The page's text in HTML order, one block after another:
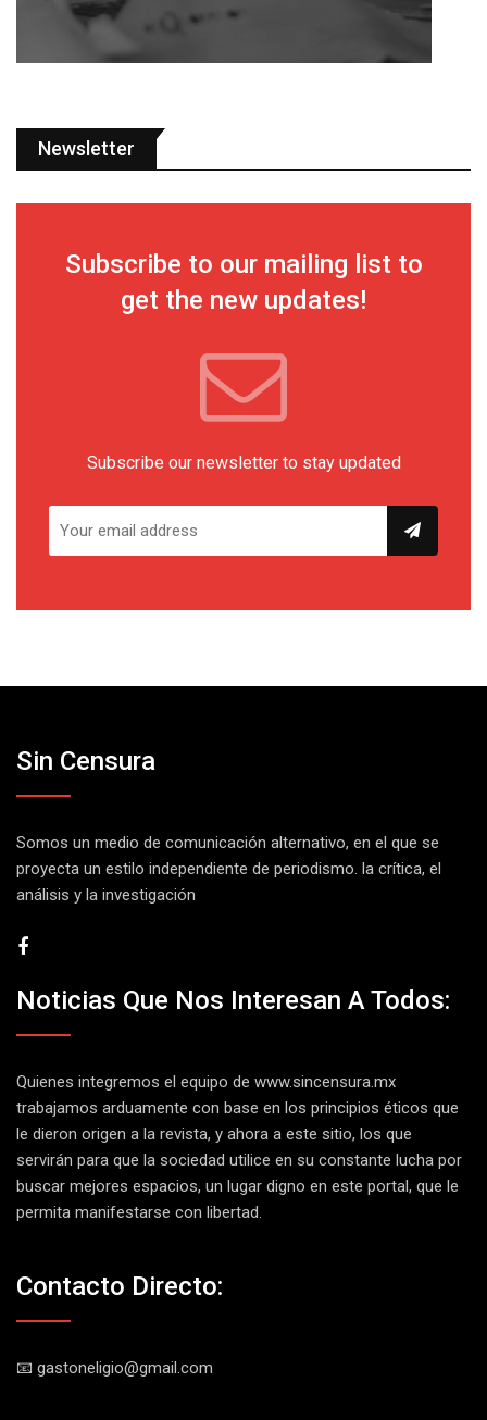
Newsletter
Subscribe to our mailing list to
get the new updates!
Subscribe our newsletter to stay updated
Sin Censura
Somos un medio de comunicación alternativo, en el que se
proyecta un estilo independiente de periodismo. la crítica, el
análisis y la investigación
Noticias Que Nos Interesan A Todos:
Quienes integremos el equipo de www.sincensura.mx
trabajamos arduamente con base en los principios éticos que
le dieron origen a la revista, y ahora a este sitio, los que
servirán para que la sociedad utilice en su constante lucha por
buscar mejores espacios, un lugar digno en este portal, que le
permita manifestarse con libertad.
Contacto Directo:
📧 gastoneligio@gmail.com